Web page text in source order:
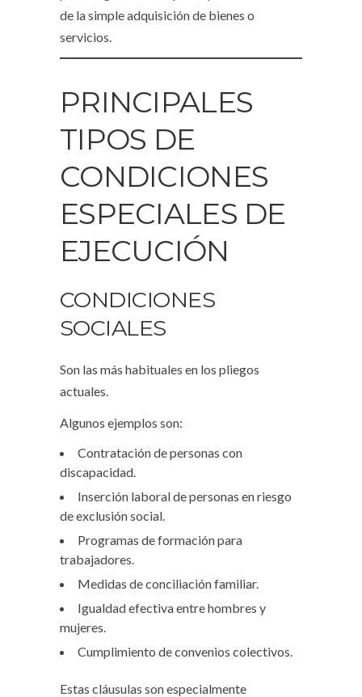
de la simple adquisición de bienes o
servicios.
PRINCIPALES
TIPOS DE
CONDICIONES
ESPECIALES DE
EJECUCIÓN
CONDICIONES
SOCIALES
Son las más habituales en los pliegos
actuales.
Algunos ejemplos son:
Contratación de personas con
discapacidad.
Inserción laboral de personas en riesgo
de exclusión social.
Programas de formación para
trabajadores.
Medidas de conciliación familiar.
Igualdad efectiva entre hombres y
mujeres.
Cumplimiento de convenios colectivos.
Estas cláusulas son especialmente